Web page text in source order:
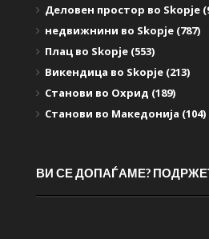
Деловен простор во Skopje
недвижнини во Skopje (787)
Плац во Skopje (553)
Викендица во Skopje (213)
Станови во Охрид (189)
Станови во Македонија (104)
ВИ СЕ ДОПАЃАМЕ?